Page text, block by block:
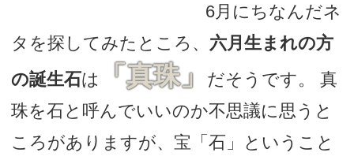
6月にちなんだネ
タを探してみたところ、 六月生まれの方
の誕生石は 「真珠」
だそうです。 真
珠を石と呼んでいいのか不思議に思うと
ころがありますが、宝「石」ということ